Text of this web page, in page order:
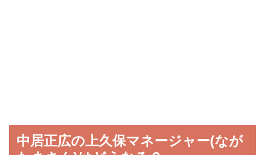
中居正広の上久保マネージャー(なが